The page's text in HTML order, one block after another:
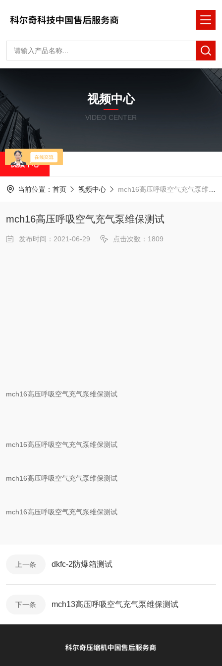
视频中心
VIDEO CENTER
视频中心
当前位置： 首页 视频中心 mch16高压呼吸空气充气泵维保测试
mch16高压呼吸空气充气泵维保测试
发布时间：2021-06-29 点击次数：1809
mch16高压呼吸空气充气泵维保测试
mch16高压呼吸空气充气泵维保测试
mch16高压呼吸空气充气泵维保测试
mch16高压呼吸空气充气泵维保测试
上一条 dkfc-2防爆箱测试
下一条 mch13高压呼吸空气充气泵维保测试